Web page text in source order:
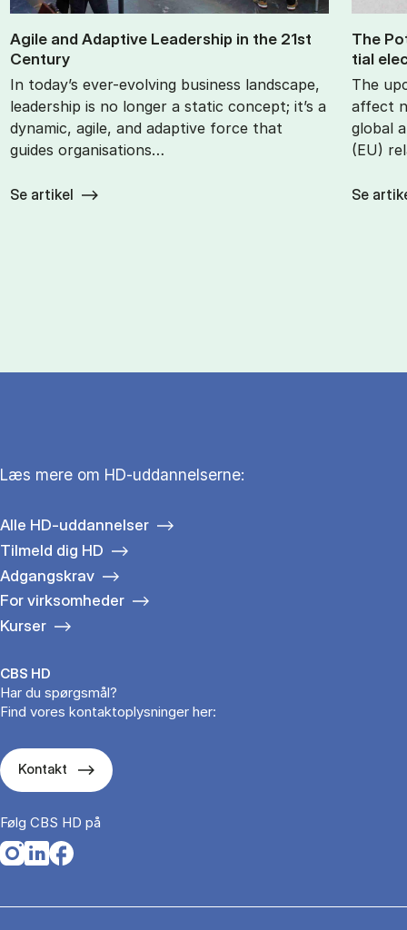
Agile and Ad­apt­ive Lead­er­ship in the 21st
Cen­tury
In today’s ever-evolving business landscape,
leadership is no longer a static concept; it’s a
dynamic, agile, and adaptive force that
guides organisations…
Se artikel
The
tial
The
affect
global
(EU)
Se
Læs mere om HD-uddannelserne:
Alle HD-uddannelser
Tilmeld dig HD
Adgangskrav
For virksomheder
Kurser
CBS HD
Har du spørgsmål?
Find vores kontaktoplysninger her:
Kontakt
Følg CBS HD på
Opens in a new tab
Opens in a new tab
Opens in a new tab